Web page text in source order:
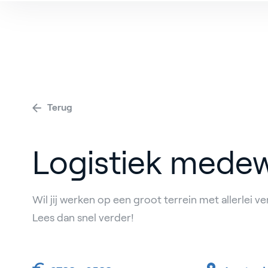
Terug
Logistiek
Wil jij werken op een groot terrein met allerlei
Lees dan snel verder!